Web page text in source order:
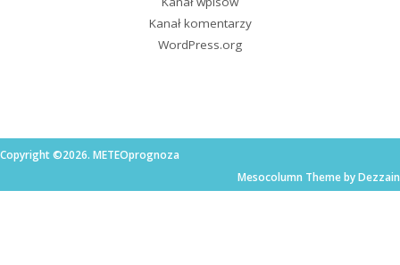
Kanał komentarzy
WordPress.org
Copyright ©2026. METEOprognoza
Mesocolumn Theme by Dezzain